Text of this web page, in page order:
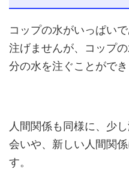
コップの水がいっぱい
注げませんが、コップ
分の水を注ぐことができ
人間関係も同様に、少
会いや、新しい人間関
す。